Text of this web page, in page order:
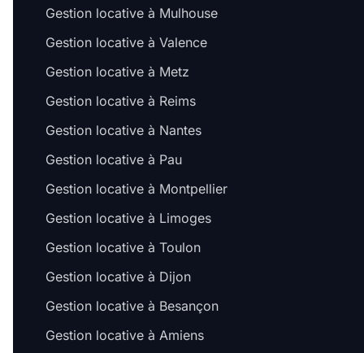
Gestion locative à Mulhouse
Gestion locative à Valence
Gestion locative à Metz
Gestion locative à Reims
Gestion locative à Nantes
Gestion locative à Pau
Gestion locative à Montpellier
Gestion locative à Limoges
Gestion locative à Toulon
Gestion locative à Dijon
Gestion locative à Besançon
Gestion locative à Amiens